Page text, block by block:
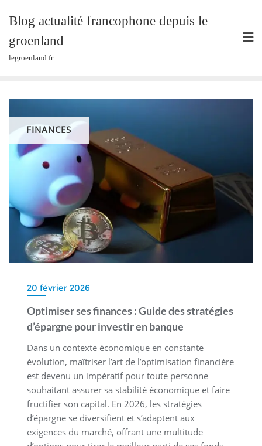
content
Blog actualité francophone depuis le
groenland
legroenland.fr
FINANCES
20 février 2026
Optimiser ses finances : Guide des stratégies
d’épargne pour investir en banque
Dans un contexte économique en constante
évolution, maîtriser l’art de l’optimisation financière
est devenu un impératif pour toute personne
souhaitant assurer sa stabilité économique et faire
fructifier son capital. En 2026, les stratégies
d’épargne se diversifient et s’adaptent aux
exigences du marché, offrant une multitude